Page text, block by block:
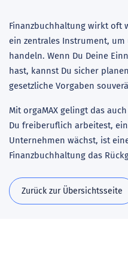
Finanzbuchhaltung wirkt oft
ein zentrales Instrument,
handeln. Wenn Du Deine
hast, kannst Du sicher
gesetzliche Vorgaben
Mit orgaMAX gelingt das
Du freiberuflich arbeitest,
Unternehmen wächst, ist
Finanzbuchhaltung das
Zurück zur Übersichtsseite